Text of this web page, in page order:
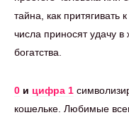
тайна, как притягивать
числа приносят удачу в
богатства.
0 и цифра 1
кошельке. Любимые